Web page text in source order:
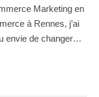
Marketing en
à Rennes, j’ai
envie de changer…